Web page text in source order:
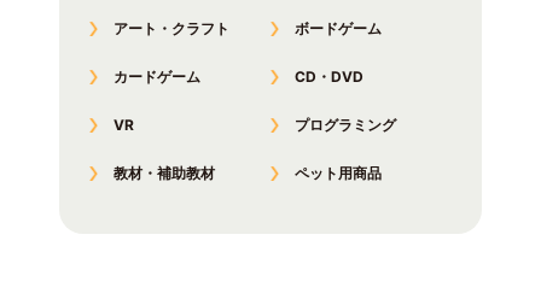
アート・クラフト ボードゲーム
カードゲーム CD・DVD
VR プログラミング
教材・補助教材 ペット用商品